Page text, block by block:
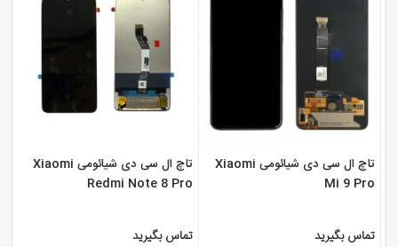
تاچ ال سی دی شیائومی Xiaomi
Mi 9 Pro
تماس بگیرید
تاچ ال سی دی شیائومی Xiaomi
Redmi Note 8 Pro
تماس بگیرید